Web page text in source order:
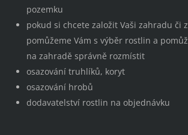
pozemku
pokud si chcete založit Vaši zahradu či
pomůžeme Vám s výběr rostlin a
na zahradě správně rozmístit
osazování truhlíků, koryt
osazování hrobů
dodavatelství rostlin na objednávku